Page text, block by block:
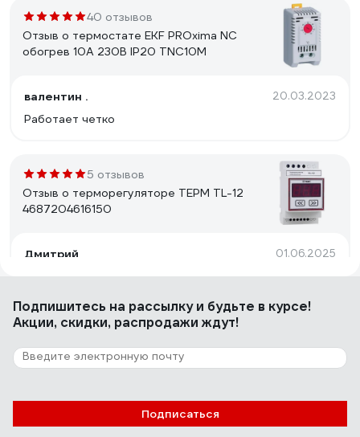
40 отзывов
Отзыв о термостате EKF PROxima NC
обогрев 10А 230В IP20 TNC10M
валентин . 20.03.2023
Работает четко
5 отзывов
Отзыв о терморегуляторе ТЕРМ TL-12
4687204616150
Дмитрий 01.06.2025
Точность, простота
9 отзывов
Отзыв о температурном реле Реле и
Автоматика ТР-79М A8223-34129696
майзенберг леонид
Подпишитесь на рассылкуи будьте в курсе!
Акции, скидки, распродажи ждут!
Подписаться